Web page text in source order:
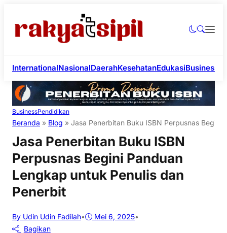
InternationalNasionalDaerahKesehatanEdukasiBusiness
BusinessPendidikan
Beranda » Blog » Jasa Penerbitan Buku ISBN Perpusnas
Jasa Penerbitan Buku ISBN
Perpusnas Begini Panduan
Lengkap untuk Penulis dan
Penerbit
By Udin Udin Fadilah• Mei 6, 2025•
Bagikan